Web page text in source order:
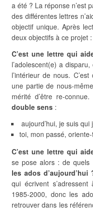
a été ? La réponse n’est
des différentes lettres
objectif unique. Après
deux objectifs à ce projet :
C’est une lettre qui
l’adolescent(e) a
l’intérieur de nous.
une partie de nous-
mérité d’être re-
double sens :
aujourd’hui, je suis
toi, mon passé,
C’est une lettre qui
se pose alors : de quels
les ados d’aujourd’hui
qui écrivent
1985-2000, donc les
retrouver dans les